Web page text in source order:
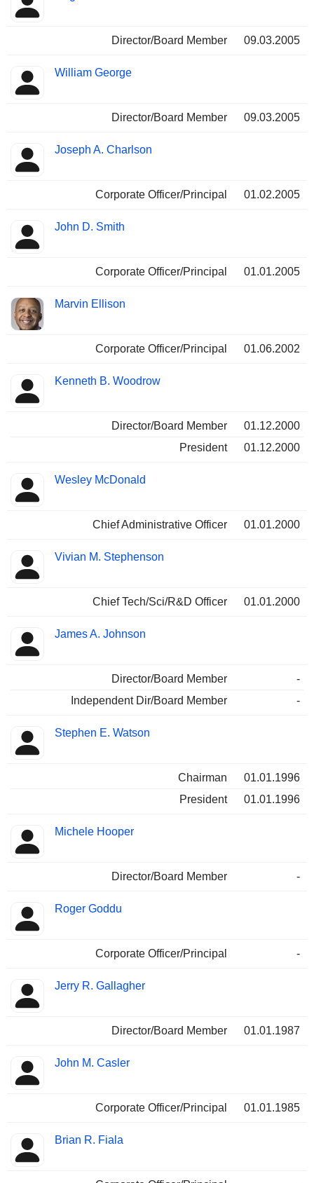
Director/Board Member 09.03.2005
William George
Director/Board Member 09.03.2005
Joseph A. Charlson
Corporate Officer/Principal 01.02.2005
John D. Smith
Corporate Officer/Principal 01.01.2005
Marvin Ellison
Corporate Officer/Principal 01.06.2002
Kenneth B. Woodrow
Director/Board Member
01.12.2000
President
01.12.2000
Wesley McDonald
Chief Administrative Officer 01.01.2000
Vivian M. Stephenson
Chief Tech/Sci/R&D Officer 01.01.2000
James A. Johnson
Director/Board Member
-
Independent Dir/Board Member
-
Stephen E. Watson
Chairman
01.01.1996
President
01.01.1996
Michele Hooper
Director/Board Member -
Roger Goddu
Corporate Officer/Principal -
Jerry R. Gallagher
Director/Board Member 01.01.1987
John M. Casler
Corporate Officer/Principal 01.01.1985
Brian R. Fiala